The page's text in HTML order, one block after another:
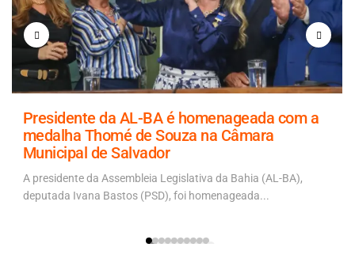
Presidente da AL-BA é homenageada com a
medalha Thomé de Souza na Câmara
Municipal de Salvador
A presidente da Assembleia Legislativa da Bahia (AL-BA),
deputada Ivana Bastos (PSD), foi homenageada...